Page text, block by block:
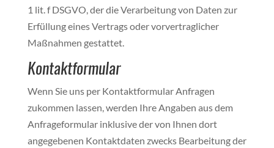
1 lit. f DSGVO, der die Verarbeitung von Daten zur
Erfüllung eines Vertrags oder vorvertraglicher
Maßnahmen gestattet.
Kontaktformular
Wenn Sie uns per Kontaktformular Anfragen
zukommen lassen, werden Ihre Angaben aus dem
Anfrageformular inklusive der von Ihnen dort
angegebenen Kontaktdaten zwecks Bearbeitung der